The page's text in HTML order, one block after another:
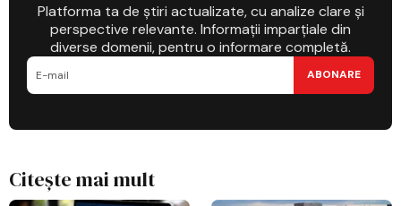
Platforma ta de știri actualizate, cu analize clare și
perspective relevante. Informații imparțiale din
diverse domenii, pentru o informare completă.
ABONARE
Citește mai mult